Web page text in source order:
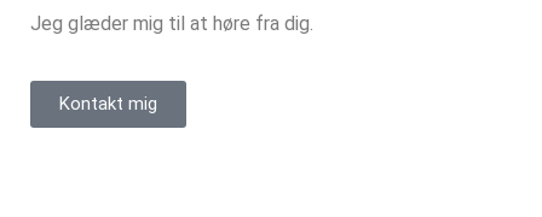
Jeg glæder mig til at høre fra dig.
Kontakt mig